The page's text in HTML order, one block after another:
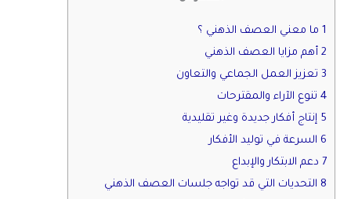
1 ما معني العصف الذهني ؟
2 أهم مزايا العصف الذهني
3 تعزيز العمل الجماعي والتعاون
4 تنوع الآراء والمقترحات
5 إنتاج أفكار جديدة وغير تقليدية
6 السرعة في توليد الأفكار
7 دعم الابتكار والإبداع
8 التحديات التي قد تواجه جلسات العصف الذهني